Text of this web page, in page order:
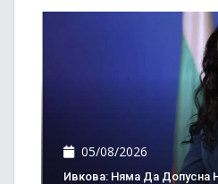
05/08/2026
Ивкова: Няма Да Допусна